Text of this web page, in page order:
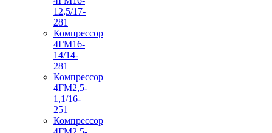
12,5/17-
281
Компрессор
4ГМ16-
14/14-
281
Компрессор
4ГМ2,5-
1,1/16-
251
Компрессор